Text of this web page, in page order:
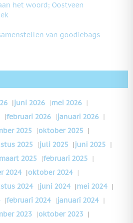
het woord; Oostveen
van goodiebags
|juni 2026 |mei 2026 |
|februari 2026 |januari 2026 |
2025 |oktober 2025 |
2025 |juli 2025 |juni 2025 |
maart 2025 |februari 2025 |
2024 |oktober 2024 |
2024 |juni 2024 |mei 2024 |
|februari 2024 |januari 2024 |
2023 |oktober 2023 |